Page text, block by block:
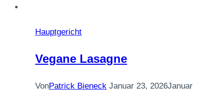
Hauptgericht
Vegane Lasagne
VonPatrick Bieneck Januar 23, 2026Januar